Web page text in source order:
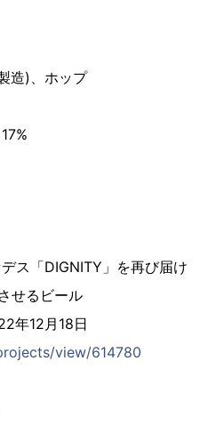
造)、ホップ
ス「DIGNITY」を再び届け
せるビール
年12月18日
view/614780